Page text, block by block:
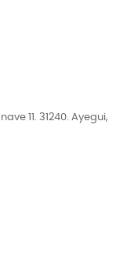
11. 31240. Ayegui,